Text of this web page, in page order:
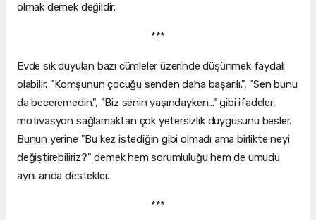
olmak demek değildir.
***
Evde sık duyulan bazı cümleler üzerinde düşünmek faydalı
olabilir. "Komşunun çocuğu senden daha başarılı.", "Sen bunu
da beceremedin.", "Biz senin yaşındayken..." gibi ifadeler,
motivasyon sağlamaktan çok yetersizlik duygusunu besler.
Bunun yerine "Bu kez istediğin gibi olmadı ama birlikte neyi
değiştirebiliriz?" demek hem sorumluluğu hem de umudu
aynı anda destekler.
***